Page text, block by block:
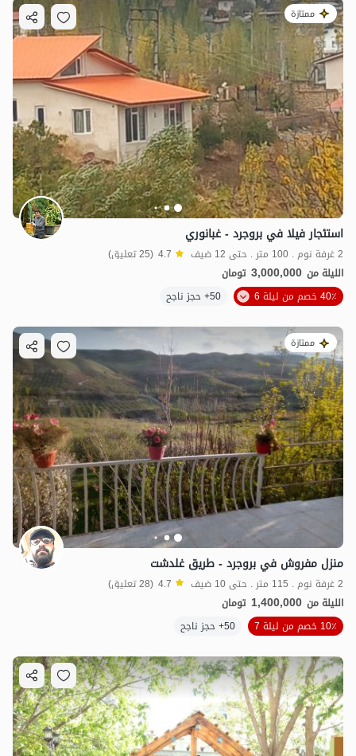
3مليون ت 4.7
ممتازة
استئجار فيلا في بروجرد - غبانوري
2 غرفة نوم . 100 متر . حتى 12 ضيف 4.7 (25 تعليق)
الليلة من 3,000,000 تومان
40٪ خصم من ليلة 6
50+ حجز ناجح
ممتازة
منزل مفروش في بروجرد - طريق غلدشت
2 غرفة نوم . 115 متر . حتى 10 ضيف 4.7 (28 تعليق)
الليلة من 1,400,000 تومان
10٪ خصم من ليلة 7
50+ حجز ناجح